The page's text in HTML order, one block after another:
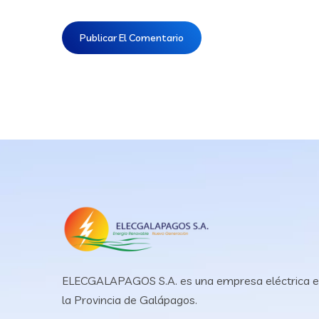
ELECGALAPAGOS S.A. es una empresa eléctrica
la Provincia de Galápagos.